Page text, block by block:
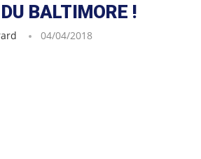
BALTIMORE !
04/04/2018